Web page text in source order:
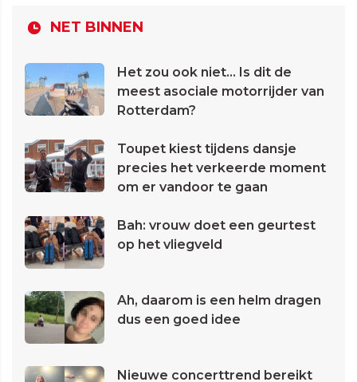
NET BINNEN
Het zou ook niet... Is dit de
meest asociale motorrijder van
Rotterdam?
Toupet kiest tijdens dansje
precies het verkeerde moment
om er vandoor te gaan
Bah: vrouw doet een geurtest
op het vliegveld
Ah, daarom is een helm dragen
dus een goed idee
Nieuwe concerttrend bereikt